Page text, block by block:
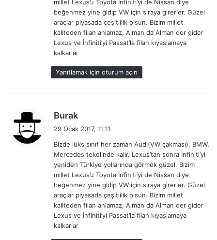
millet Lexus’u Toyota İnfiniti’yi de Nissan diye
beğenmez yine gidip VW için sıraya girerler. Güzel
araçlar piyasada çeşitlilik olsun. Bizim millet
kaliteden filan anlamaz, Alman da Alman der gider
Lexus ve İnfiniti’yi Passat’la filan kıyaslamaya
kalkarlar
Yanıtlamak için oturum açın
Burak
i
k
29 Ocak 2017, 11:11
Bizde lüks sınıf her zaman Audi(VW çakması), BMW,
Mercedes tekelinde kalır. Lexus’tan sonra İnfiniti’yi
yeniden Türkiye yollarında görmek güzel. Bizim
millet Lexus’u Toyota İnfiniti’yi de Nissan diye
beğenmez yine gidip VW için sıraya girerler. Güzel
araçlar piyasada çeşitlilik olsun. Bizim millet
kaliteden filan anlamaz, Alman da Alman der gider
Lexus ve İnfiniti’yi Passat’la filan kıyaslamaya
kalkarlar